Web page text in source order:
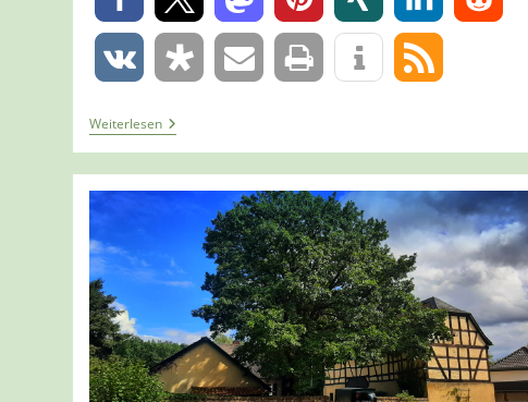
0
WeiterlesenTour
1381
–
Wegberg
–
Wegberger
Mühle